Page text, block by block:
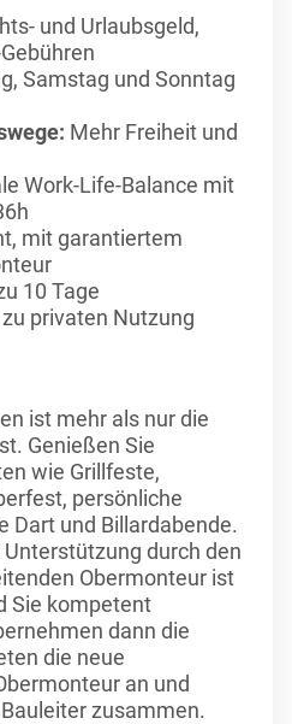
und Urlaubsgeld,
Samstag und Sonntag
Mehr Freiheit und
Work-Life-Balance mit
mit garantiertem
10 Tage
privaten Nutzung
ist mehr als nur die
Genießen Sie
wie Grillfeste,
persönliche
Dart und Billardabende.
durch den
Obermonteur ist
Sie kompetent
dann die
die neue
an und
zusammen.